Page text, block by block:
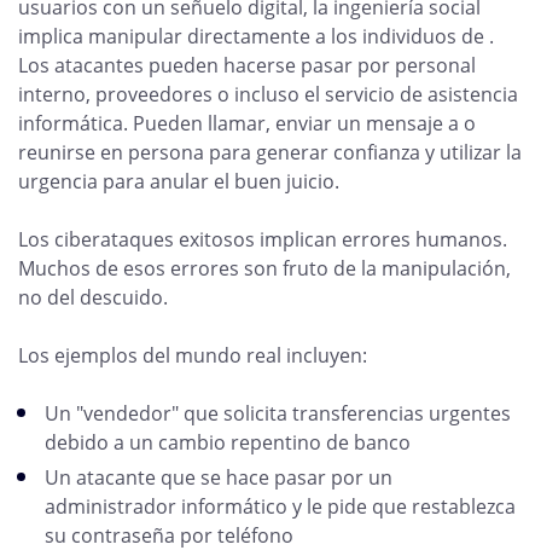
usuarios con un señuelo digital, la ingeniería social
implica manipular directamente a los individuos de .
Los atacantes pueden hacerse pasar por personal
interno, proveedores o incluso el servicio de asistencia
informática. Pueden llamar, enviar un mensaje a o
reunirse en persona para generar confianza y utilizar la
urgencia para anular el buen juicio.
Los ciberataques exitosos implican errores humanos.
Muchos de esos errores son fruto de la manipulación,
no del descuido.
Los ejemplos del mundo real incluyen:
Un "vendedor" que solicita transferencias urgentes
debido a un cambio repentino de banco
Un atacante que se hace pasar por un
administrador informático y le pide que restablezca
su contraseña por teléfono